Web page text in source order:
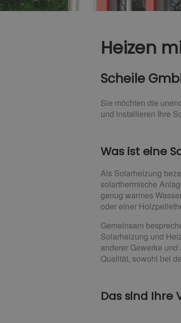
Heizen
Scheile
Sie möchten die
und installieren Ihre
Was ist eine
Als Solarheizung
solarthermische
genug warmes
oder einer
Gemeinsam
Solarheizung und
anderer Gewerke
Qualität, sowohl bei
Das sind Ihre